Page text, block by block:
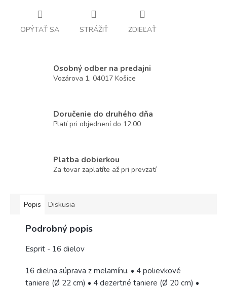
OPÝTAŤ SA STRÁŽIŤ ZDIEĽAŤ
Osobný odber na predajni
Vozárova 1, 04017 Košice
Doručenie do druhého dňa
Platí pri objednení do 12:00
Platba dobierkou
Za tovar zaplatíte až pri prevzatí
Popis Diskusia
Podrobný popis
Esprit - 16 dielov
16 dielna súprava z melamínu. • 4 polievkové
taniere (Ø 22 cm) • 4 dezertné taniere (Ø 20 cm) •